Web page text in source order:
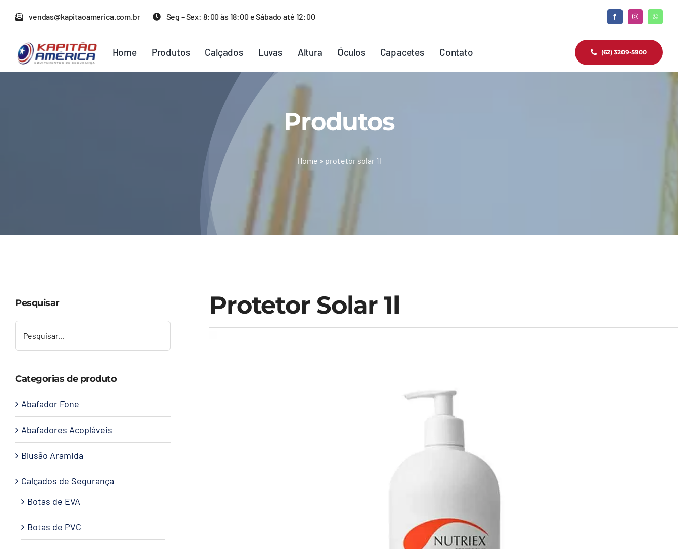
para
conteúdo
vendas@kapitaoamerica.com.br Seg – Sex: 8:00 às 18:00 e Sábado até 12:00
Home Produtos Calçados Luvas Altura Óculos Capacetes Contato (62) 3209-5900
Produtos
Home » protetor solar 1l
Protetor Solar 1l
Pesquisar
Categorias de produto
Abafador Fone
Abafadores Acopláveis
Blusão Aramida
Calçados de Segurança
Botas de EVA
Botas de PVC